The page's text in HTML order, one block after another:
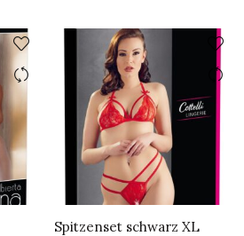
Spitzenset schwarz XL